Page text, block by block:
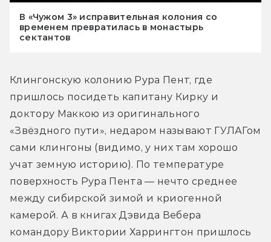
В «Чужом 3» исправительная колония со
временем превратилась в монастырь
сектантов
Клингонскую колонию Рура Пент, где
пришлось посидеть капитану Кирку и
доктору Маккою из оригинального
«Звёздного пути», недаром называют ГУЛАГом
сами клингоны (видимо, у них там хорошо
учат земную историю). По температуре
поверхность Рура Пента — нечто среднее
между сибирской зимой и криогенной
камерой. А в книгах Дэвида Вебера
командору Виктории Харрингтон пришлось